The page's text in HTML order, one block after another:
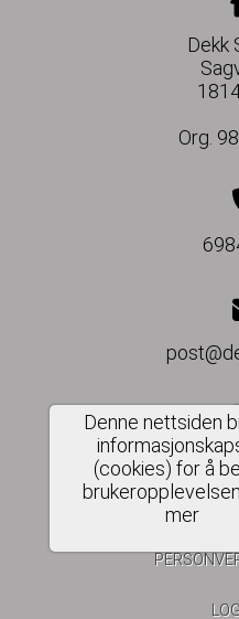
Dekk
Org.
Del
Denne nettsiden
(cookies) for å
brukeropplevelsen.
mer